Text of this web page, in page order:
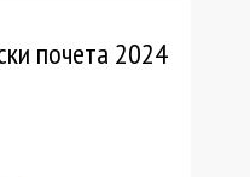
почета 2024